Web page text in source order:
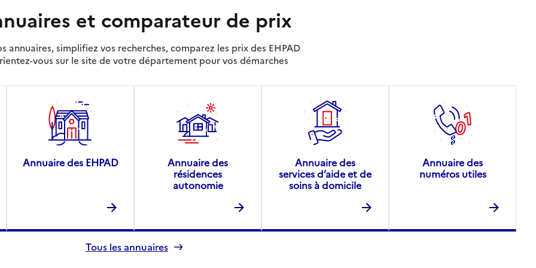
et comparateur de prix
annuaires, simplifiez vos recherches, comparez les prix des EHPAD
vous sur le site de votre département pour vos démarches
Annuaire des EHPAD
Annuaire des
résidences
autonomie
Annuaire des
services d’aide et de
soins à domicile
Annuaire des
numéros utiles
Tous les annuaires